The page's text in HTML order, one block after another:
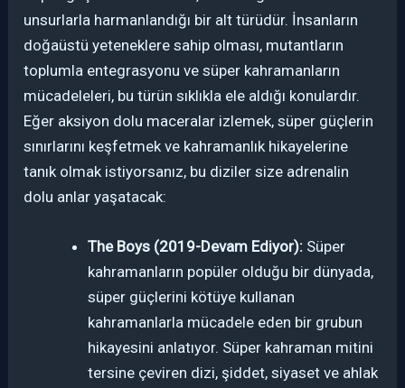
unsurlarla harmanlandığı bir alt türüdür. İnsanların
doğaüstü yeteneklere sahip olması, mutantların
toplumla entegrasyonu ve süper kahramanların
mücadeleleri, bu türün sıklıkla ele aldığı konulardır.
Eğer aksiyon dolu maceralar izlemek, süper güçlerin
sınırlarını keşfetmek ve kahramanlık hikayelerine
tanık olmak istiyorsanız, bu diziler size adrenalin
dolu anlar yaşatacak:
The Boys (2019-Devam Ediyor): Süper
kahramanların popüler olduğu bir dünyada,
süper güçlerini kötüye kullanan
kahramanlarla mücadele eden bir grubun
hikayesini anlatıyor. Süper kahraman mitini
tersine çeviren dizi, şiddet, siyaset ve ahlak